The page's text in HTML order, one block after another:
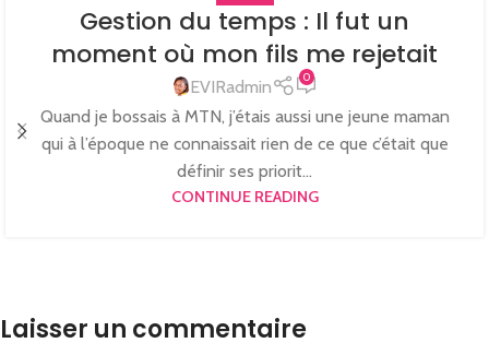
Gestion du temps : Il fut un
moment où mon fils me rejetait
EVIRadmin 0
Quand je bossais à MTN, j’étais aussi une jeune maman
qui à l’époque ne connaissait rien de ce que c’était que
définir ses priorit...
CONTINUE READING
Laisser un commentaire